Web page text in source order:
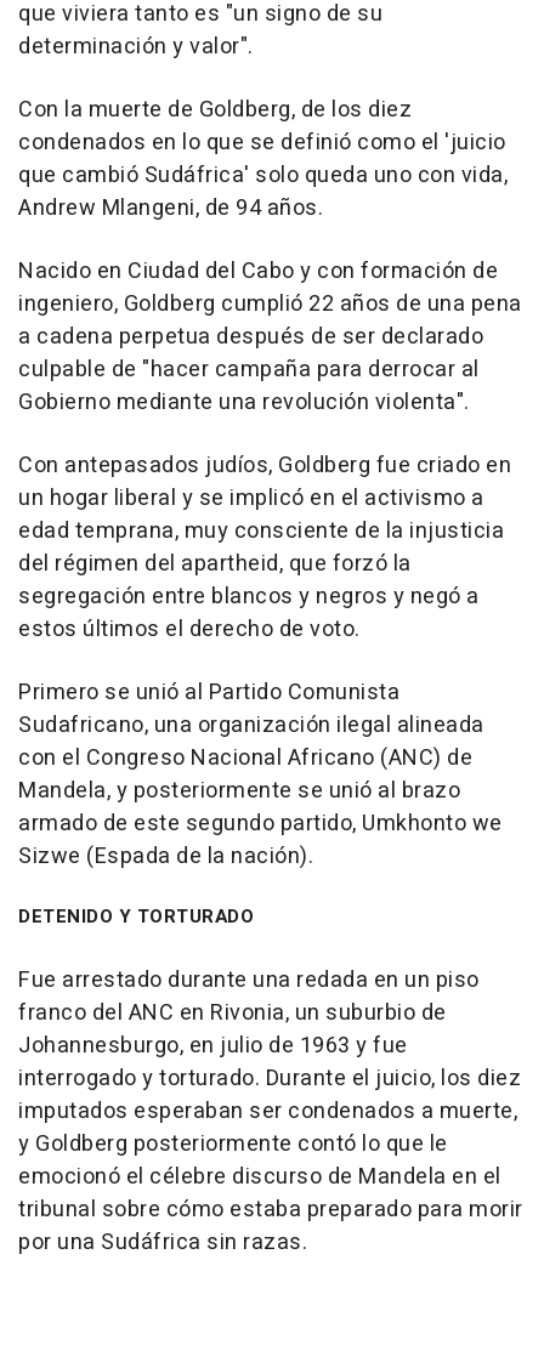
que viviera tanto es "un signo de su
determinación y valor".
Con la muerte de Goldberg, de los diez
condenados en lo que se definió como el 'juicio
que cambió Sudáfrica' solo queda uno con vida,
Andrew Mlangeni, de 94 años.
Nacido en Ciudad del Cabo y con formación de
ingeniero, Goldberg cumplió 22 años de una pena
a cadena perpetua después de ser declarado
culpable de "hacer campaña para derrocar al
Gobierno mediante una revolución violenta".
Con antepasados judíos, Goldberg fue criado en
un hogar liberal y se implicó en el activismo a
edad temprana, muy consciente de la injusticia
del régimen del apartheid, que forzó la
segregación entre blancos y negros y negó a
estos últimos el derecho de voto.
Primero se unió al Partido Comunista
Sudafricano, una organización ilegal alineada
con el Congreso Nacional Africano (ANC) de
Mandela, y posteriormente se unió al brazo
armado de este segundo partido, Umkhonto we
Sizwe (Espada de la nación).
DETENIDO Y TORTURADO
Fue arrestado durante una redada en un piso
franco del ANC en Rivonia, un suburbio de
Johannesburgo, en julio de 1963 y fue
interrogado y torturado. Durante el juicio, los diez
imputados esperaban ser condenados a muerte,
y Goldberg posteriormente contó lo que le
emocionó el célebre discurso de Mandela en el
tribunal sobre cómo estaba preparado para morir
por una Sudáfrica sin razas.